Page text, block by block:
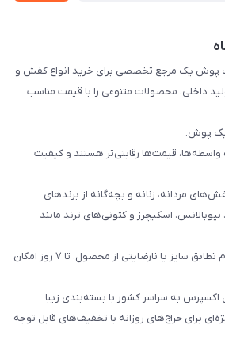
پوش یک مرجع تخصصی برای خرید انواع کفش و
داخلی، محصولات متنوعی را با قیمت مناسب
پوش:
واسطه‌ها، قیمت‌ها رقابتی‌تر هستند و کیفیت
مردانه، زنانه و بچه‌گانه از برندهای
اسکیچرز و کتونی‌های ترند مانند
امکان مرجوعی: در صورت عدم تطابق سایز یا نارضایتی از محصول، تا ۷ روز امکان
به سراسر کشور با بسته‌بندی زیبا
برای حراج‌های روزانه با تخفیف‌های قابل توجه